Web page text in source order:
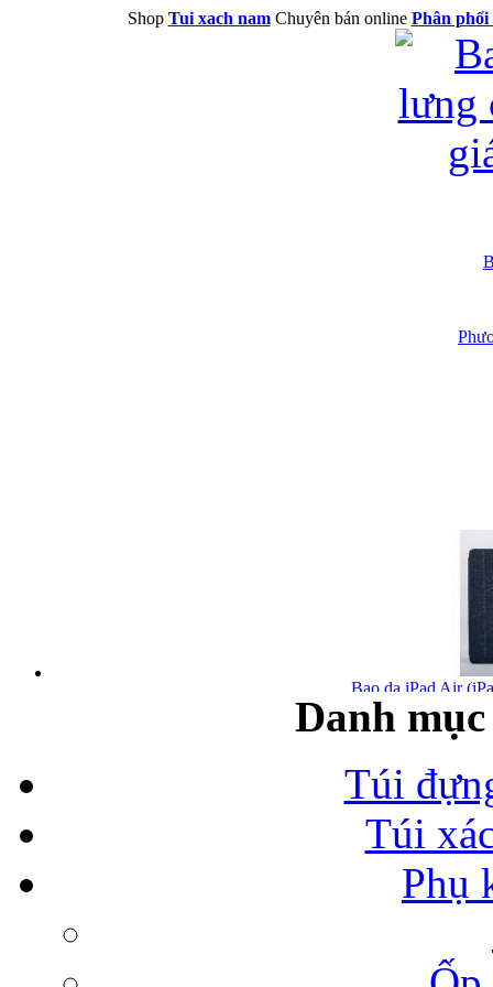
Shop Tui xach namChuyên bán online Phân phối
Bao da iPad Air
Bao da iPad Air
Danh
Túi
Túi
Phụ